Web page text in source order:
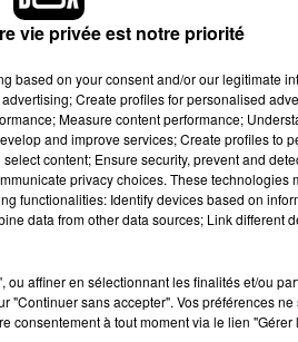
», par le biais notamment de
resté en couple durant une
régulièrement battue, avant
de P. Diddy frappant très
réputé de Houston a
étaient mineures au
frappant Cassie, estimant
vie privée est notre priorité
based on your consent and/or our legitimate
Create profiles for personalised
Measure content performance;
and improve services; Create profiles to
content; Ensure security, prevent and
privacy choices. These technologies
functionalities: Identify devices based on
data from other data sources; Link different
affiner en sélectionnant les finalités et/ou
"Continuer sans accepter". Vos préférences
consentement à tout moment via le lien